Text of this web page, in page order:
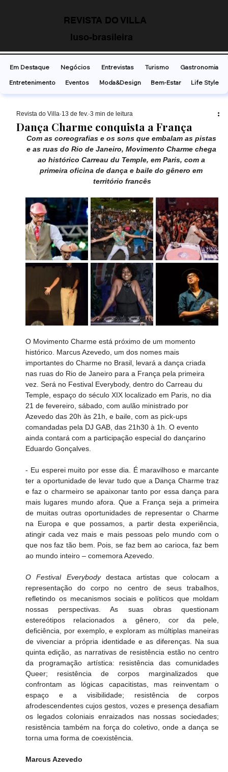
REVISTA DO VILLA
luso-brasileira
Dança Charme conquista a França
Revista do Villa 13 de fev. 3 min de leitura
Com as coreografias e os sons que embalam as pistas
e as ruas do Rio de Janeiro, Movimento Charme chega
ao histórico Carreau du Temple, em Paris, com a
primeira oficina de dança e baile do gênero em
território francês
O Movimento Charme está próximo de um momento
histórico. Marcus Azevedo, um dos nomes mais
importantes do Charme no Brasil, levará a dança criada
nas ruas do Rio de Janeiro para a França pela primeira
vez. Será no Festival Everybody, dentro do Carreau du
Temple, espaço do século XIX localizado em Paris, no dia
21 de fevereiro, sábado, com aulão ministrado por
Azevedo das 20h às 21h, e baile, com as pick-ups
comandadas pela DJ GAB, das 21h30 à 1h. O evento
ainda contará com a participação especial do dançarino
Eduardo Gonçalves.
- Eu esperei muito por esse dia. É maravilhoso e marcante
ter a oportunidade de levar tudo que a Dança Charme traz
e faz o charmeiro se apaixonar tanto por essa dança para
mais lugares mundo afora. Que a França seja a primeira
de muitas outras oportunidades de representar o Charme
na Europa e que possamos, a partir desta experiência,
atingir cada vez mais e mais pessoas pelo mundo com o
que nos faz tão bem. Pois, se faz bem ao carioca, faz bem
ao mundo inteiro – comemora Azevedo.
O Festival Everybody destaca artistas que colocam a
representação do corpo no centro de seus trabalhos,
refletindo os mecanismos sociais e políticos que moldam
nossas perspectivas. As suas obras questionam
estereótipos relacionados a gênero, cor da pele,
deficiência, por exemplo, e exploram as múltiplas maneiras
de vivenciar a própria identidade e as diferenças. Na sua
quinta edição, as narrativas de resistência estão no centro
da programação artística: resistência das comunidades
Queer; resistência de corpos marginalizados que
confrontam as lógicas capacitistas, mas reinventam o
espaço e a visibilidade; resistência de corpos
afrodescendentes cujos gestos, vozes e presença desafiam
os legados coloniais enraizados nas nossas sociedades;
resistência também na força do coletivo, onde a dança se
torna uma forma de coexistência.
Marcus Azevedo
Em Destaque Negócios Entrevistas Turismo
Gastronomia
Entretenimento
Eventos Moda&Design Bem-Estar Life Style